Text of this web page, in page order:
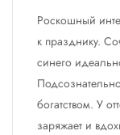
Роскошный
к празднику.
синего
богатством. У
заряжает и